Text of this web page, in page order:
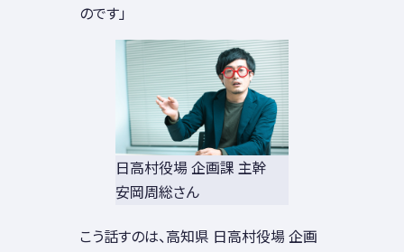
のです」
日高村役場 企画課 主幹
安岡周総さん
こう話すのは、高知県 日高村役場 企画